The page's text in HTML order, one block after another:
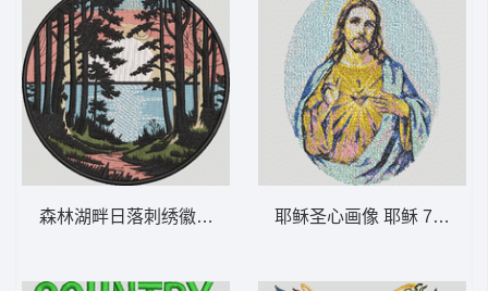
森林湖畔日落刺绣徽章 湖畔森林日落——风耶稣圣心画像 耶稣 7-DST